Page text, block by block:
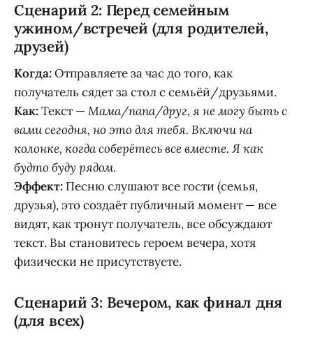
Сценарий 2: Перед семейным
ужином/встречей (для родителей,
друзей)
Когда:Отправляете за час до того, как
получатель сядет за стол с семьёй/друзьями.
Как:Текст —Мама/папа/друг, я не могу быть с
вами сегодня, но это для тебя. Включи на
колонке, когда соберётесь все вместе. Я как
будто буду рядом.
Эффект: Песню слушают все гости (семья,
друзья), это создаёт публичный момент — все
видят, как тронут получатель, все обсуждают
текст. Вы становитесь героем вечера, хотя
физически не присутствуете.
Сценарий 3: Вечером, как финал дня
(для всех)